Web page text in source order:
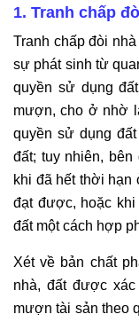
1. Tranh chấp
Tranh chấp đòi
sự phát sinh từ
quyền sử dụng
mượn, cho ở nhờ
quyền sử dụng
đất; tuy nhiên,
khi đã hết thời
đạt được, hoặc
đất một cách hợp
Xét về bản chất
nhà, đất được
mượn tài sản theo